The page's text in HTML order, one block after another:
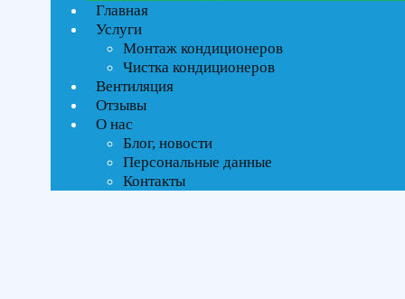
Главная
Услуги
Монтаж кондиционеров
Чистка кондиционеров
Вентиляция
Отзывы
О нас
Блог, новости
Персональные данные
Контакты
Текстовый поиск
ВСЕ АКЦИИ(1)
On-Off стандартное